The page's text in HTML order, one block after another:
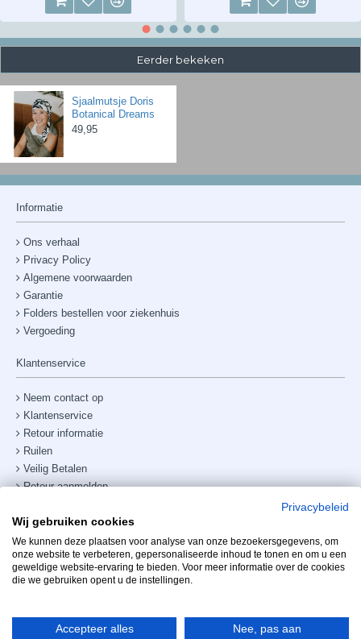
Eerder bekeken
Sjaalmutsje Doris
Botanical Dreams
49,95
Informatie
Ons verhaal
Privacy Policy
Algemene voorwaarden
Garantie
Folders bestellen voor ziekenhuis
Vergoeding
Klantenservice
Neem contact op
Klantenservice
Retour informatie
Ruilen
Veilig Betalen
Retour aanmelden
Site map
Telefoonnummer:+31238882885
Mijn account
Privacybeleid
Wij gebruiken cookies
We kunnen deze plaatsen voor analyse van onze bezoekersgegevens, om
onze website te verbeteren, gepersonaliseerde inhoud te tonen en om u een
geweldige website-ervaring te bieden. Voor meer informatie over de cookies
die we gebruiken opent u de instellingen.
Accepteer alles Nee, pas aan